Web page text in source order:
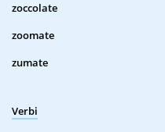
zoccolate
zoomate
zumate
Verbi